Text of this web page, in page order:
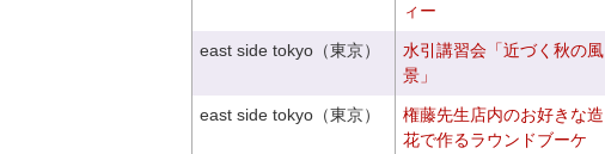
ィー
east side tokyo（東京）
水引講習会「近づく秋の風
景」
east side tokyo（東京）
権藤先生店内のお好きな造
花で作るラウンドブーケ